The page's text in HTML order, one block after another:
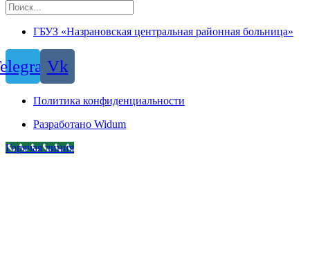
ГБУЗ «Назрановская центральная районная больница»
Vk
Политика конфиденциальности
Разработано Widum
Горячая линия